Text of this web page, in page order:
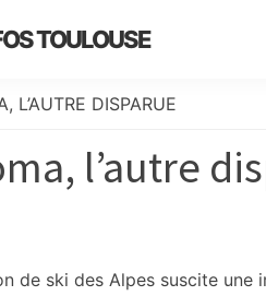
TOULOUSE
L’AUTRE DISPARUE
l’autre
de ski des Alpes suscite une